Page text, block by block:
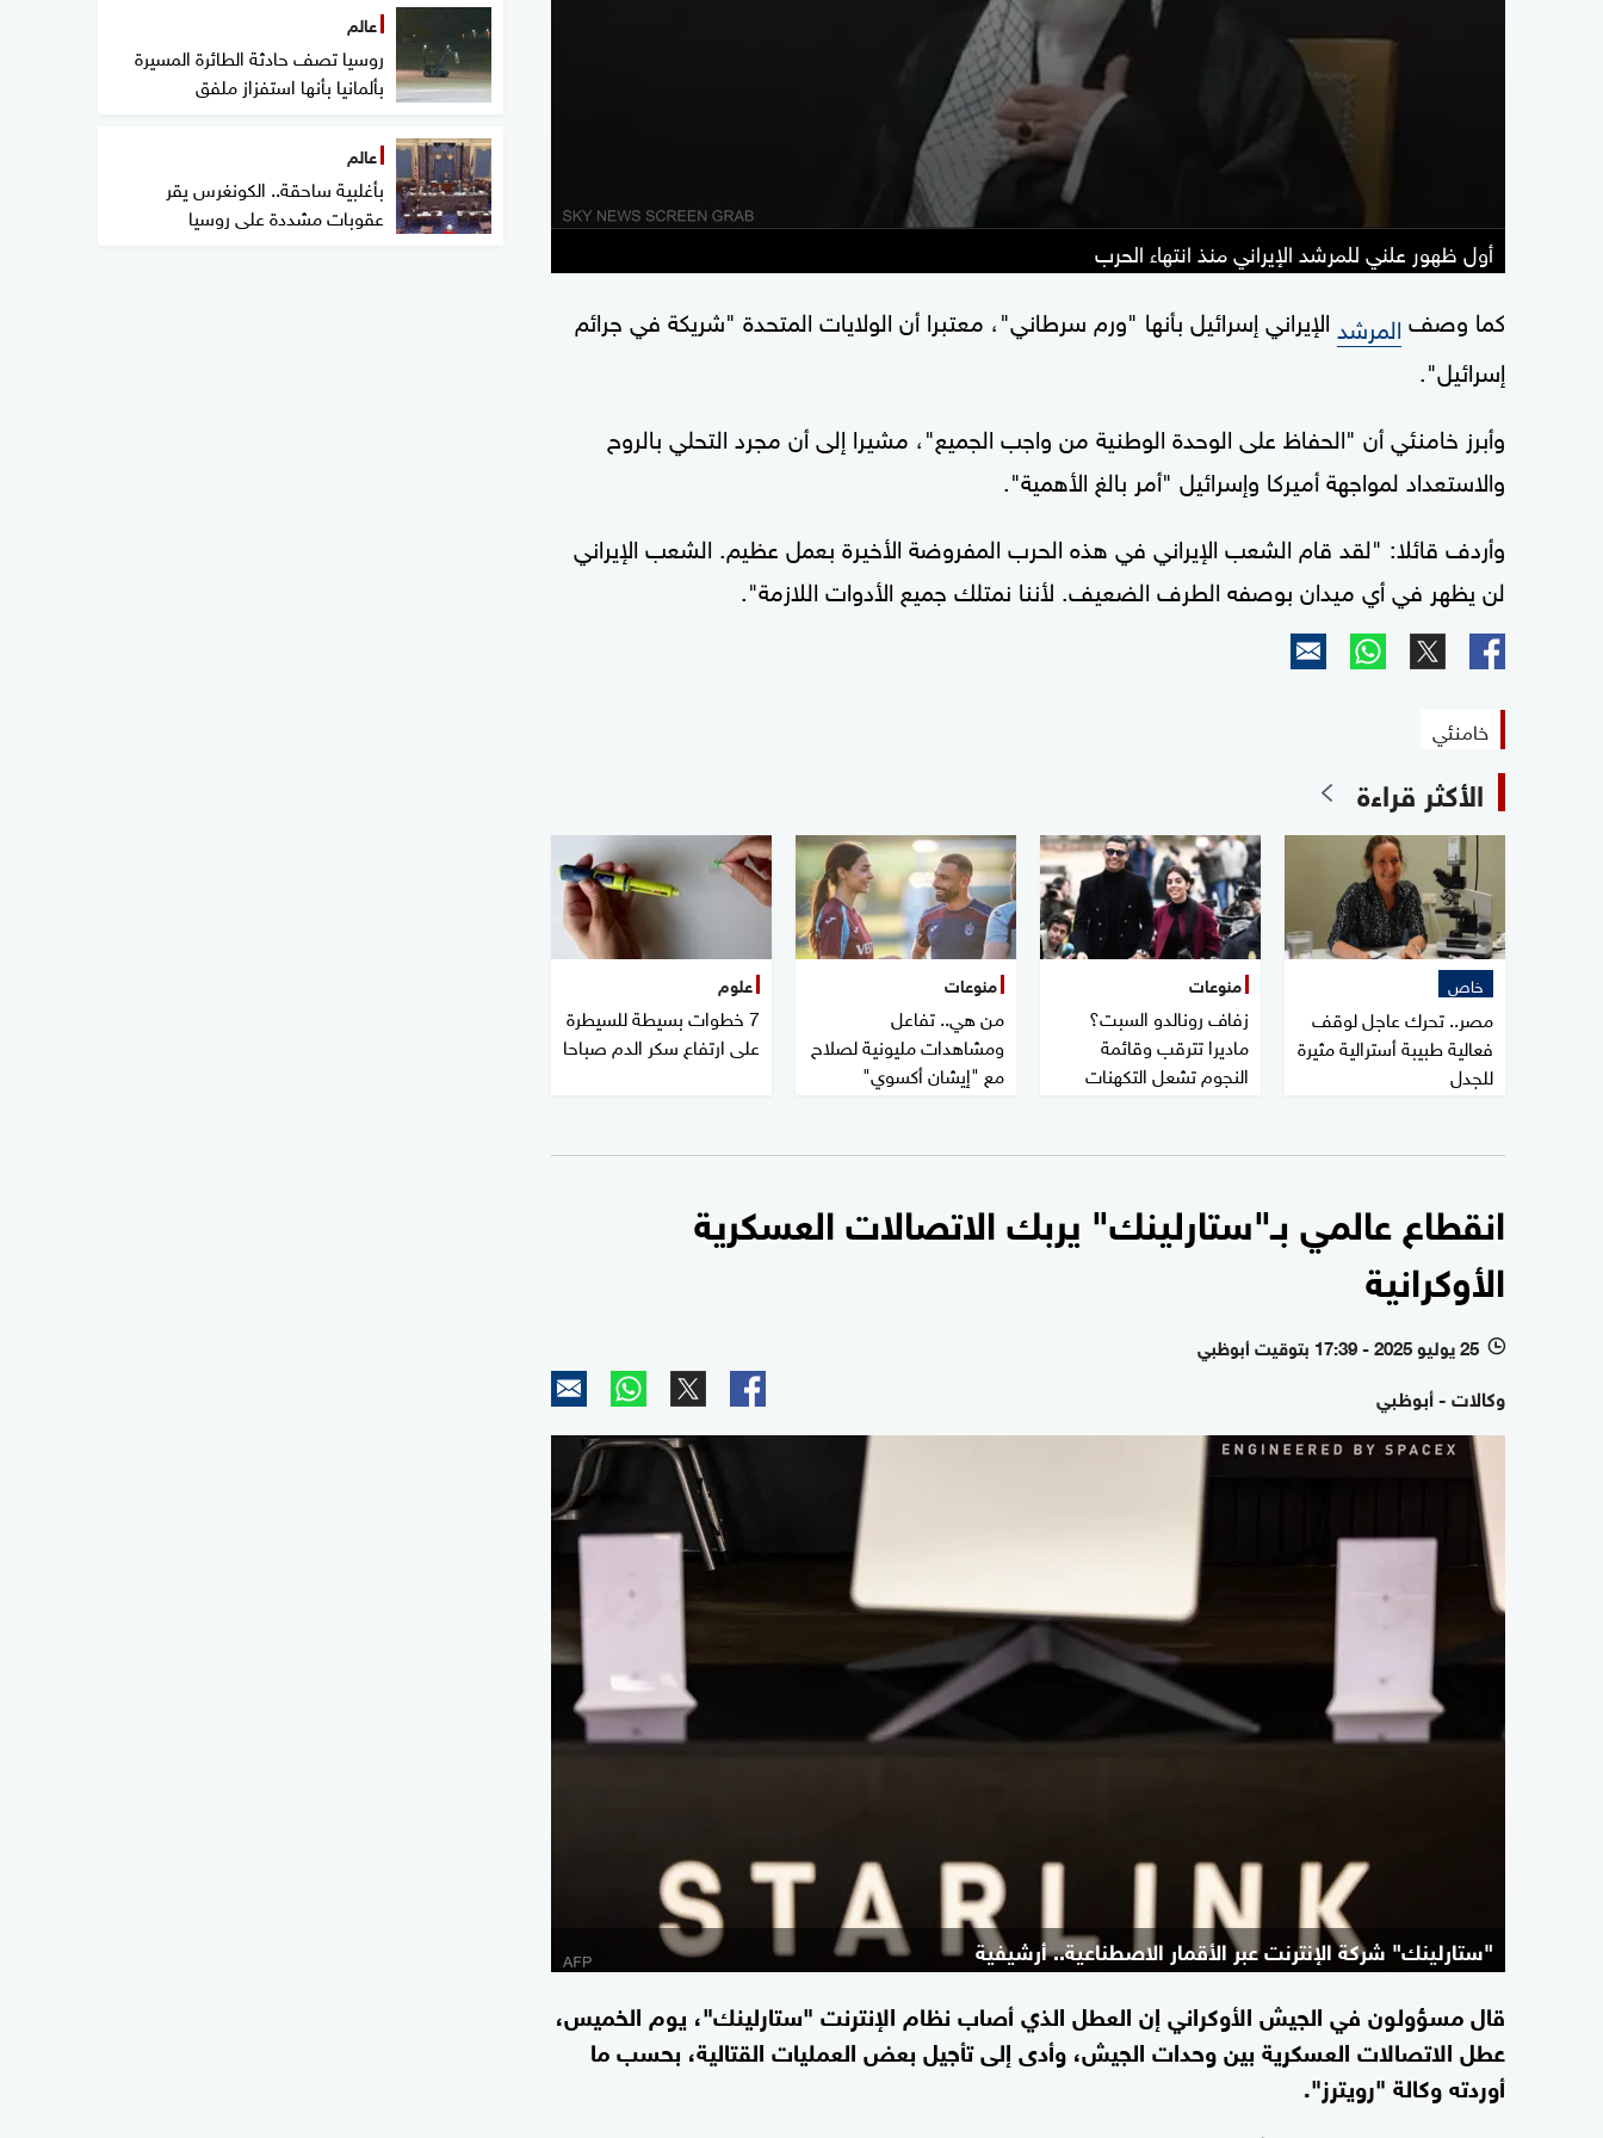
أول ظهور علني للمرشد الإيراني منذ انتهاء الحرب
كما وصف المرشد الإيراني إسرائيل بأنها "ورم سرطاني"، معتبرا أن الولايات المتحدة "شريكة في جرائم
إسرائيل".
وأبرز خامنئي أن "الحفاظ على الوحدة الوطنية من واجب الجميع"، مشيرا إلى أن مجرد التحلي بالروح
والاستعداد لمواجهة أميركا وإسرائيل "أمر بالغ الأهمية".
وأردف قائلا: "لقد قام الشعب الإيراني في هذه الحرب المفروضة الأخيرة بعمل عظيم. الشعب الإيراني
لن يظهر في أي ميدان بوصفه الطرف الضعيف. لأننا نمتلك جميع الأدوات اللازمة".
خامنئي
الأكثر قراءة
خاص
مصر.. تحرك عاجل لوقف
فعالية طبيبة أسترالية مثيرة
للجدل
منوعات
زفاف رونالدو السبت؟
ماديرا تترقب وقائمة
النجوم تشعل التكهنات
منوعات
من هي.. تفاعل
ومشاهدات مليونية لصلاح
مع "إيشان أكسوي"
علوم
7 خطوات بسيطة للسيطرة
على ارتفاع سكر الدم صباحا
انقطاع عالمي بـ"ستارلينك" يربك الاتصالات العسكرية
الأوكرانية
l 25 يوليو 2025 - 17:39 بتوقيت أبوظبي
وكالات - أبوظبي
"ستارلينك" شركة الإنترنت عبر الأقمار الاصطناعية.. أرشيفية
قال مسؤولون في الجيش الأوكراني إن العطل الذي أصاب نظام الإنترنت "ستارلينك"، يوم الخميس،
عطل الاتصالات العسكرية بين وحدات الجيش، وأدى إلى تأجيل بعض العمليات القتالية، بحسب ما
أوردته وكالة "رويترز".
عالم
روسيا تصف حادثة الطائرة المسيرة
بألمانيا بأنها استفزاز ملفق
عالم
بأغلبية ساحقة.. الكونغرس يقر
عقوبات مشددة على روسيا